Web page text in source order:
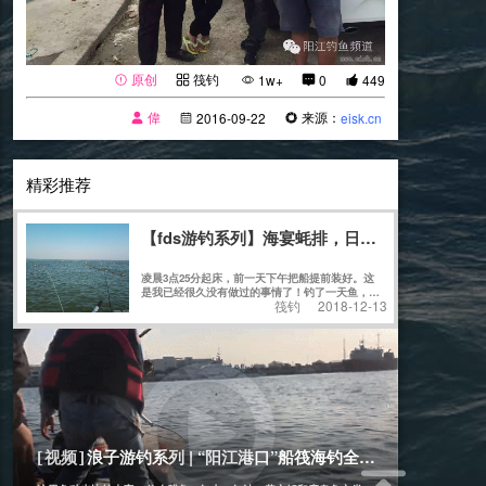
原创 筏钓 1w+ 0
449
偉
2016-09-22 来源：eisk.cn
精彩推荐
【fds游钓系列】海宴蚝排，日水出击
凌晨3点25分起床，前一天下午把船提前装好。这
是我已经很久没有做过的事情了！钓了一天鱼，天
黑归航，装船上车，看了一下时间是21点21
筏钓 2018-12-13
[筏钓] 2019-11-14
[视频]浪子游钓系列 | “阳江港口”船筏海钓全攻略